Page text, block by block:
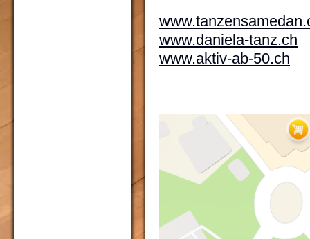
www.daniela-tanz.ch
www.aktiv-ab-50.ch